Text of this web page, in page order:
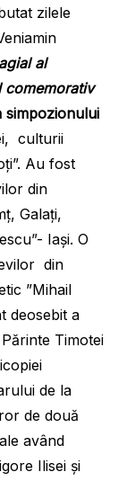
zilele
al
comemorativ
simpozionului
culturii
Au fost
din
Galați,
Iași. O
din
”Mihail
deosebit a
Timotei
de la
de două
având
Ilisei și